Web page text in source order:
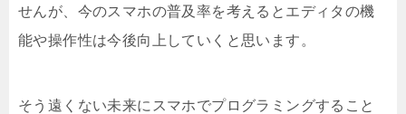
せんが、今のスマホの普及率を考えるとエディタの機
能や操作性は今後向上していくと思います。
そう遠くない未来にスマホでプログラミングすること